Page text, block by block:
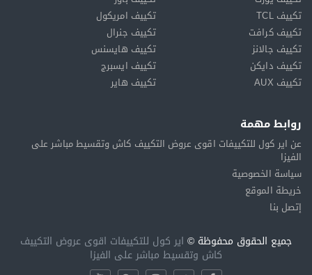
تكييف TCL
تكييف امريكول
تكييف كرافت
تكييف جنرال
تكييف جالانز
تكييف هايسنس
تكييف دايكن
تكييف ايسبرج
تكييف AUX
تكييف هاير
روابط مهمة
عن اير كول للتكييفات اقوى عروض التكييف كاش وتقسيط مباشر على
الفيزا
سياسة الخصوصية
خريطة الموقع
إتصل بنا
جميع الحقوق محفوظة © اير كول للتكييفات اقوى عروض التكييف
كاش وتقسيط مباشر على الفيزا